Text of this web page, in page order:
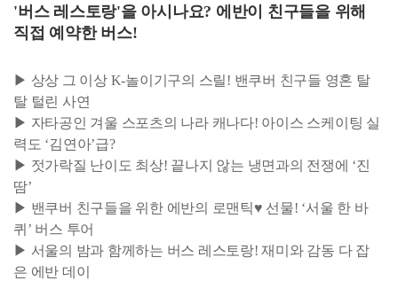
'버스 레스토랑'을 아시나요? 에반이 친구들을 위해
직접 예약한 버스!
▶ 상상 그 이상 K-놀이기구의 스릴! 밴쿠버 친구들 영혼 탈
탈 털린 사연
▶ 자타공인 겨울 스포츠의 나라 캐나다! 아이스 스케이팅 실
력도 ‘김연아’급?
▶ 젓가락질 난이도 최상! 끝나지 않는 냉면과의 전쟁에 ‘진
땀’
▶ 밴쿠버 친구들을 위한 에반의 로맨틱♥ 선물! ‘서울 한 바
퀴’ 버스 투어
▶ 서울의 밤과 함께하는 버스 레스토랑! 재미와 감동 다 잡
은 에반 데이